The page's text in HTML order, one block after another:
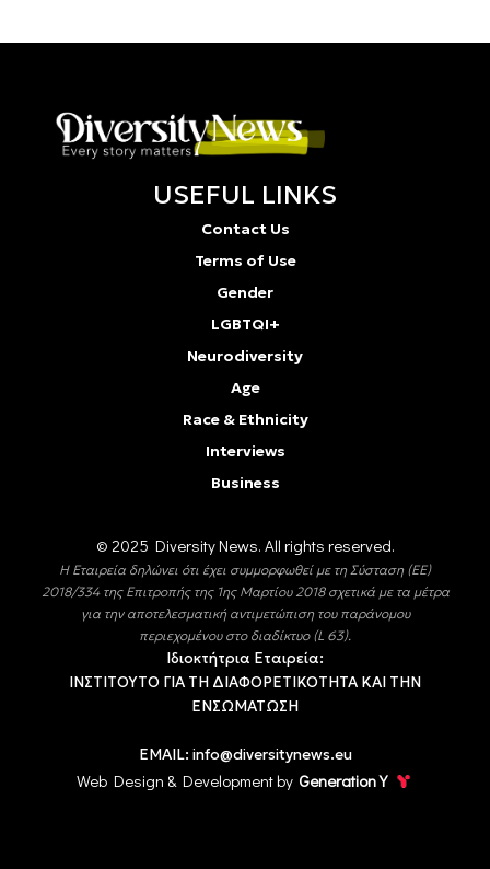
USEFUL LINKS
Contact Us
Terms of Use
Gender
LGBTQI+
Neurodiversity
Age
Race & Ethnicity
Interviews
Business
© 2025 Diversity Νews. All rights reserved.
Η Εταιρεία δηλώνει ότι έχει συμμορφωθεί με τη Σύσταση (ΕΕ)
2018/334 της Επιτροπής της 1ης Μαρτίου 2018 σχετικά με τα μέτρα
για την αποτελεσματική αντιμετώπιση του παράνομου
περιεχομένου στο διαδίκτυο (L 63).
Ιδιοκτήτρια Εταιρεία:
ΙΝΣΤΙΤΟΥΤΟ ΓΙΑ ΤΗ ΔΙΑΦΟΡΕΤΙΚΟΤΗΤΑ ΚΑΙ ΤΗΝ
ΕΝΣΩΜΑΤΩΣΗ
EMAIL: info@diversitynews.eu
Web Design & Development by Generation Y